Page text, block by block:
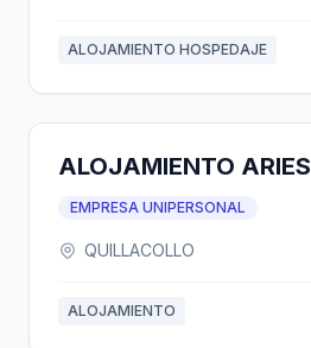
ALOJAMIENTO HOSPEDAJE
ALOJAMIENTO ARIES
EMPRESA UNIPERSONAL
QUILLACOLLO
ALOJAMIENTO